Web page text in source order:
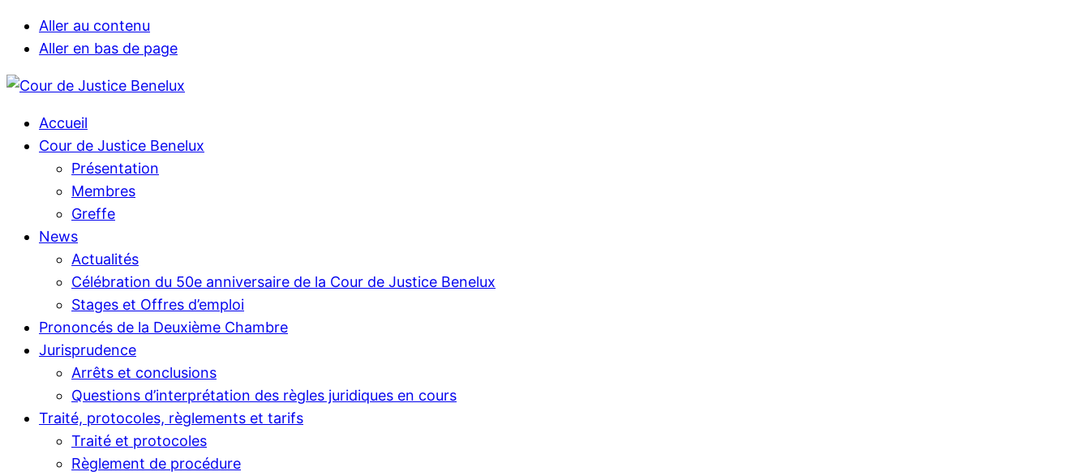
Aller au contenu
Aller en bas de page
Accueil
Cour de Justice Benelux
Présentation
Membres
Greffe
News
Actualités
Célébration du 50e anniversaire de la Cour de Justice Benelux
Stages et Offres d’emploi
Prononcés de la Deuxième Chambre
Jurisprudence
Arrêts et conclusions
Questions d’interprétation des règles juridiques en cours
Traité, protocoles, règlements et tarifs
Traité et protocoles
Règlement de procédure